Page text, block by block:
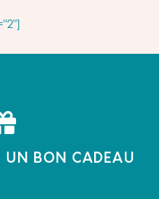
UN BON CADEAU